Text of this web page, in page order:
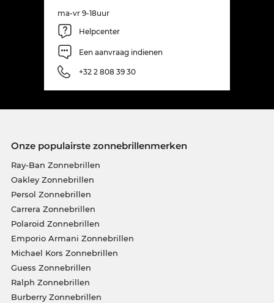
ma-vr 9-18uur
Helpcenter
Een aanvraag indienen
+32 2 808 39 30
Onze populairste zonnebrillenmerken
Ray-Ban Zonnebrillen
Oakley Zonnebrillen
Persol Zonnebrillen
Carrera Zonnebrillen
Polaroid Zonnebrillen
Emporio Armani Zonnebrillen
Michael Kors Zonnebrillen
Guess Zonnebrillen
Ralph Zonnebrillen
Burberry Zonnebrillen